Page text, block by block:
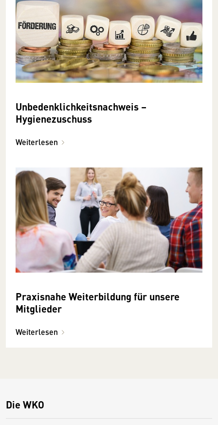
Unbedenklichkeitsnachweis –
Hygienezuschuss
Weiterlesen
Praxisnahe Weiterbildung für unsere
Mitglieder
Weiterlesen
Die WKO